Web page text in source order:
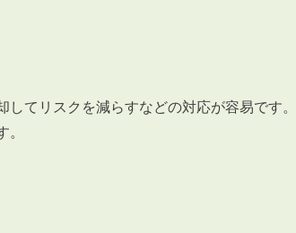
てリスクを減らすなどの対応が容易です。
。